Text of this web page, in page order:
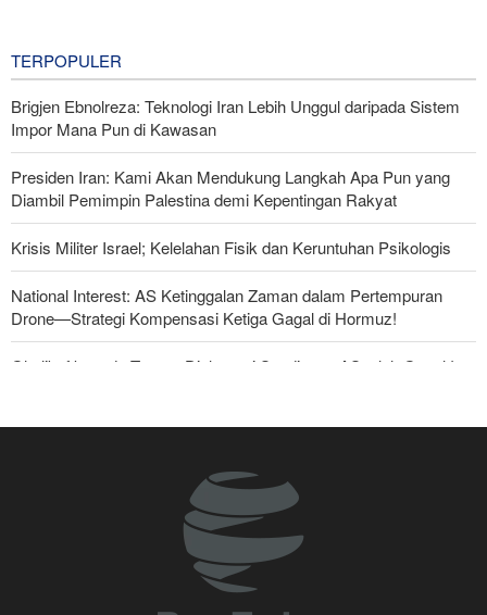
TERPOPULER
Brigjen Ebnolreza: Teknologi Iran Lebih Unggul daripada Sistem
Impor Mana Pun di Kawasan
Presiden Iran: Kami Akan Mendukung Langkah Apa Pun yang
Diambil Pemimpin Palestina demi Kepentingan Rakyat
Krisis Militer Israel; Kelelahan Fisik dan Keruntuhan Psikologis
National Interest: AS Ketinggalan Zaman dalam Pertempuran
Drone—Strategi Kompensasi Ketiga Gagal di Hormuz!
Ghalibaf kepada Trump: Diplomasi Sandiwara AS telah Gagal !
The Economist: Kesepakatan dengan Iran Opsi Realistis Akhiri
Yahya Saree: Kami Hancurkan Posisi Pasukan Bayaran Saudi
dengan Rudal Balistik dan Drone